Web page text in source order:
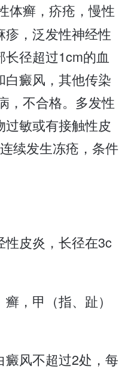
体癣，疥疮，慢性
，泛发性神经性
径超过1cm的血
癜风，其他传染
，不合格。多发性
敏或有接触性皮
续发生冻疮，条件
性皮炎，长径在3c
，甲（指、趾）
癜风不超过2处，每